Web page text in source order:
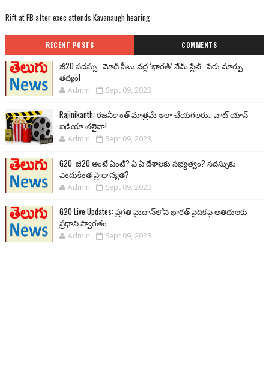
Rift at FB after exec attends Kavanaugh hearing
RECENT POSTS COMMENTS
జీ20 సదస్సు.. మోదీ సీటు వద్ద ‘భారత్’ నేమ్ ప్లేట్‌.. పేరు మార్పు
తథ్యం!
Admin Sept 09, 2023
Rajinikanth: రజనీకాంత్ మాత్రమే ఇలా చేయగలరు.. వాట్ యాన్
ఐడియా తలైవా!
Admin Sept 09, 2023
G20: జీ20 అంటే ఏంటి? ఏ ఏ దేశాలకు సభ్యత్వం? సదస్సుకు
ఎందుకింత ప్రాధాన్యత?
Admin Sept 09, 2023
G20 Live Updates: ప్రగతి మైదాన్‌లోని భారత్ వైదికపై అతిథులకు
ప్రధాని స్వాగతం
Admin Sept 09, 2023